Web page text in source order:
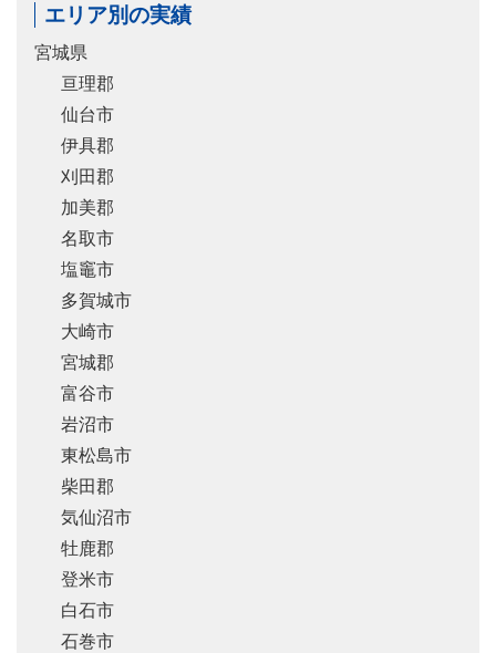
エリア別の実績
宮城県
亘理郡
仙台市
伊具郡
刈田郡
加美郡
名取市
塩竈市
多賀城市
大崎市
宮城郡
富谷市
岩沼市
東松島市
柴田郡
気仙沼市
牡鹿郡
登米市
白石市
石巻市